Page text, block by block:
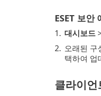
ESET 보안
1. 대시보드
2. 오래된 구
택하여 업
클라이